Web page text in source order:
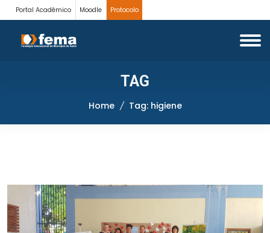
Portal Acadêmico Moodle Protocolo
TAG
Home Tag: higiene